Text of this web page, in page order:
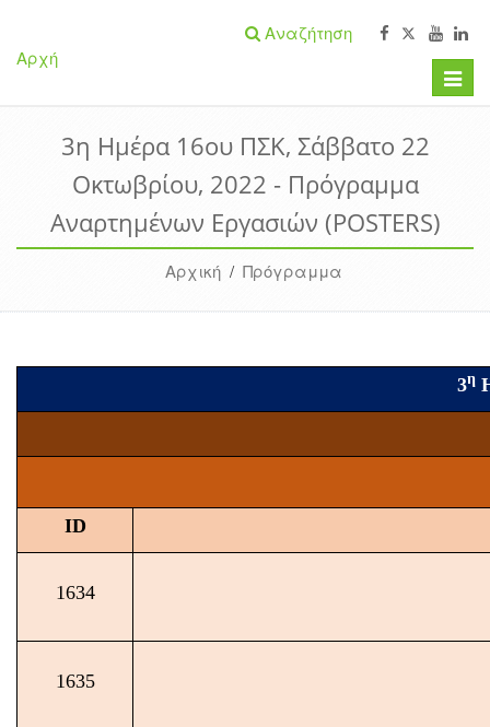
Αρχή
Αναζήτηση
Toggle
3η Ημέρα 16ου ΠΣΚ, Σάββατο 22
Οκτωβρίου, 2022 - Πρόγραμμα
Αναρτημένων Εργασιών (POSTERS)
Αρχική/ Πρόγραμμα
3η
ID
1634
1635